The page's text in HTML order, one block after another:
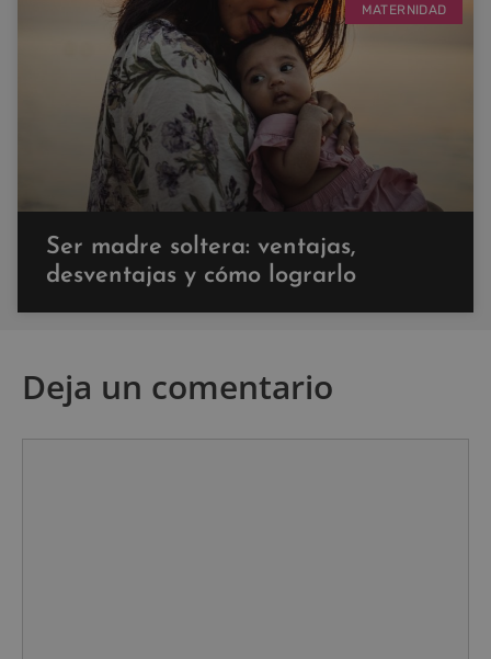
MATERNIDAD
Ser madre soltera: ventajas,
desventajas y cómo lograrlo
Deja un comentario